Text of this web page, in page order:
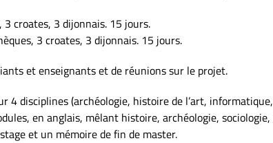
croates, 3 dijonnais. 15 jours.
3 croates, 3 dijonnais. 15 jours.
et enseignants et de réunions sur le projet.
4 disciplines (archéologie, histoire de l’art,
en anglais, mêlant histoire, archéologie,
et un mémoire de fin de master.